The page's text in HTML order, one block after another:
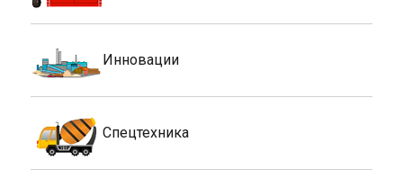
Инновации
Спецтехника